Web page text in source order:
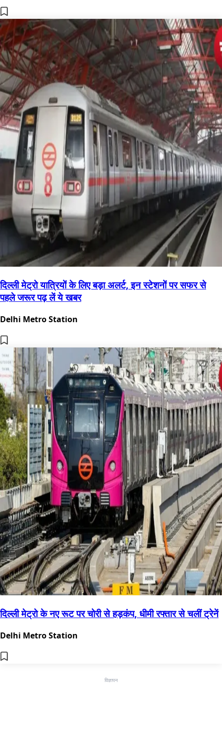
दिल्ली मेट्रो यात्रियों के लिए बड़ा अलर्ट, इन स्टेशनों पर सफर से
पहले जरूर पढ़ लें ये खबर
Delhi Metro Station
दिल्ली मेट्रो के नए रूट पर चोरी से हड़कंप, धीमी रफ्तार से चलीं ट्रेनें
Delhi Metro Station
विज्ञापन